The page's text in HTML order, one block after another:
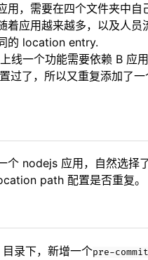
用，需要在四个文件夹中自
着应用越来越多，以及人员
的 location entry.
线一个功能需要依赖 B 应
过了，所以又重复添加了
个 nodejs 应用，自然选择
path 配置是否重复。
录下，新增一个pre-commit